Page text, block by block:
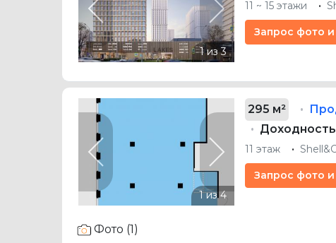
Previous Next
11 ~ 15 этажи
Запрос фото
Previous Next
295 м²
Доходность
11 этаж
Запрос фото
Фото (1)